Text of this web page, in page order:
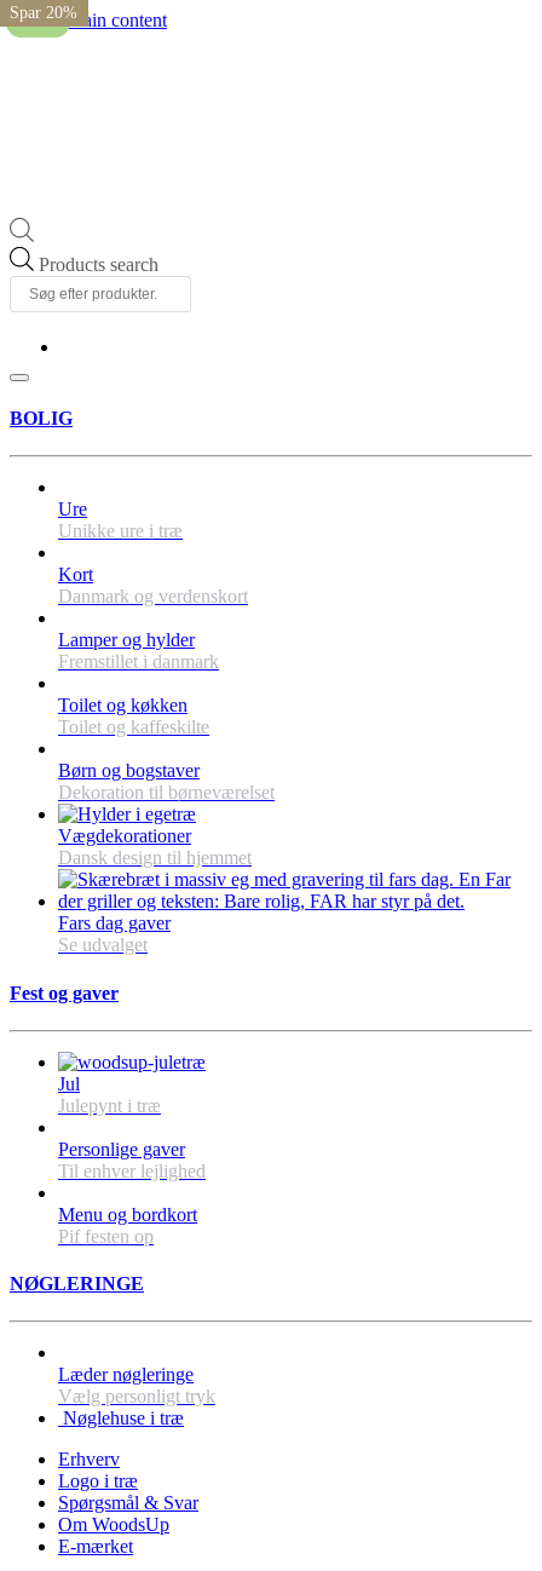
Skip to main content
Products search
BOLIG
Ure
Unikke ure i træ
Kort
Danmark og verdenskort
Lamper og hylder
Fremstillet i danmark
Toilet og køkken
Toilet og kaffeskilte
Børn og bogstaver
Dekoration til børneværelset
Vægdekorationer
Dansk design til hjemmet
Fars dag gaver
Se udvalget
Fest og gaver
Jul
Julepynt i træ
Personlige gaver
Til enhver lejlighed
Menu og bordkort
Pif festen op
NØGLERINGE
Læder nøgleringe
Vælg personligt tryk
Nøglehuse i træ
Erhverv
Logo i træ
Spørgsmål & Svar
Om WoodsUp
E-mærket
Tilbud
Spar 20%
Spar 20%
Spar 20%
Spar 20%
Tilbud